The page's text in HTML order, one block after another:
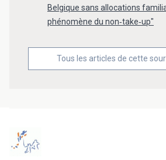
Belgique sans allocations
phénomène du non‐take‐up"
Tous les articles de cette